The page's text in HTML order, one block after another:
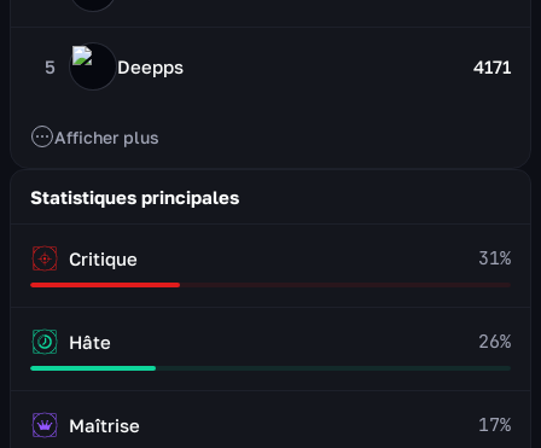
5 Deepps 4171
Afficher plus
Statistiques principales
Critique 31%
Hâte 26%
Maîtrise 17%